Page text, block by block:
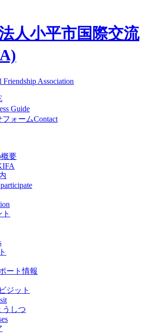
人小平市国際交流
Association
Guide
フォームContact
要
ート情報
ジット
うしつ